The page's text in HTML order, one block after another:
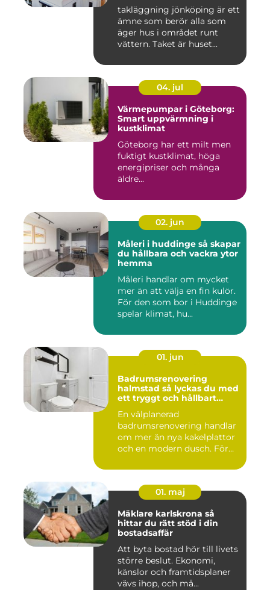
takläggning jönköping är ett
ämne som berör alla som
äger hus i området runt
vättern. Taket är huset...
04. jul
Värmepumpar i Göteborg:
Smart uppvärmning i
kustklimat
Göteborg har ett milt men
fuktigt kustklimat, höga
energipriser och många
äldre...
02. jun
Måleri i huddinge så skapar
du hållbara och vackra ytor
hemma
Måleri handlar om mycket
mer än att välja en fin kulör.
För den som bor i Huddinge
spelar klimat, hu...
01. jun
Badrumsrenovering
halmstad så lyckas du med
ett tryggt och hållbart
En välplanerad
badrumsrenovering handlar
om mer än nya kakelplattor
och en modern dusch. För
01. maj
Mäklare karlskrona så
hittar du rätt stöd i din
bostadsaffär
Att byta bostad hör till livets
större beslut. Ekonomi,
känslor och framtidsplaner
vävs ihop, och må...